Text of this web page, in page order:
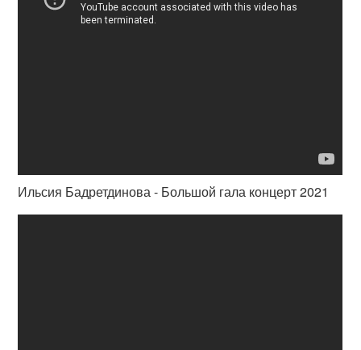
Ильсия Бадретдинова - Большой гала концерт 2021